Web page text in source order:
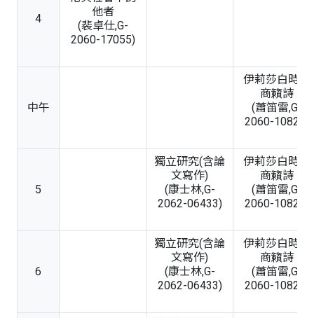
4
他者
(裴卓仕,G-
2060-17055)
中午
伊莉莎白時期
商籟詩
(蕭笛雷,G-
2060-10822)
5
獨立研究(含論
文寫作)
(康士林,G-
2062-06433)
伊莉莎白時期
商籟詩
(蕭笛雷,G-
2060-10822)
6
獨立研究(含論
文寫作)
(康士林,G-
2062-06433)
伊莉莎白時期
商籟詩
(蕭笛雷,G-
2060-10822)